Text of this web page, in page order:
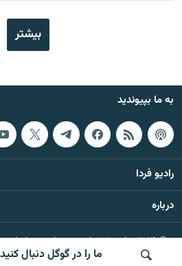
ما را در گوگل دنبال کنید
بیشتر
به ما بپیوندید
رادیو فردا
درباره
© ۲۰۲۶ تمام حقوق این وب‌سایت، بر
محفوظ است.